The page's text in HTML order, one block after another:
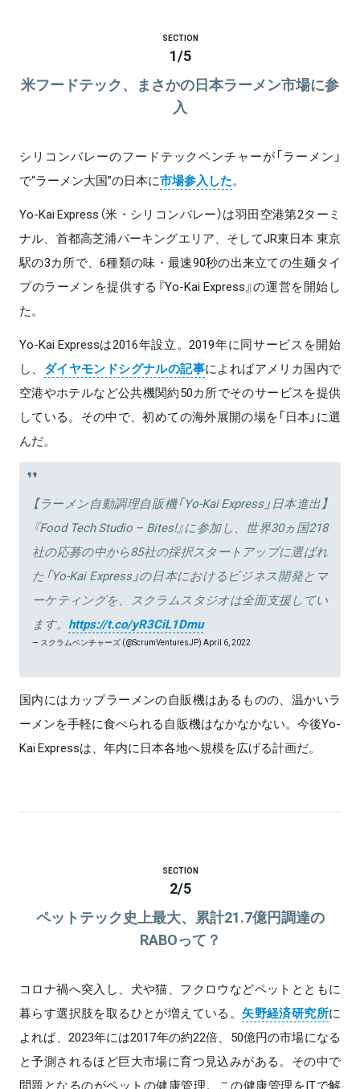
SECTION
1/5
米フードテック、まさかの日本ラーメン市場に参
入
シリコンバレーのフードテックベンチャーが「ラーメン」
で“ラーメン大国”の日本に市場参入した。
Yo-Kai Express（米・シリコンバレー）は羽田空港第2ターミ
ナル、首都高芝浦パーキングエリア、そしてJR東日本 東京
駅の3カ所で、6種類の味・最速90秒の出来立ての生麺タイ
プのラーメンを提供する『Yo-Kai Express』の運営を開始し
た。
Yo-Kai Expressは2016年設立。2019年に同サービスを開始
し、 ダイヤモンドシグナルの記事によればアメリカ国内で
空港やホテルなど公共機関約50カ所でそのサービスを提供
している。その中で、初めての海外展開の場を「日本」に選
んだ。
【ラーメン自動調理自販機「Yo-Kai Express」日本進出】
『Food Tech Studio – Bites!』に参加し、世界30ヵ国218
社の応募の中から85社の採択スタートアップに選ばれ
た「Yo-Kai Express」の日本におけるビジネス開発とマ
ーケティングを、スクラムスタジオは全面支援してい
ます。 https://t.co/yR3CiL1Dmu
— スクラムベンチャーズ (@ScrumVenturesJP) April 6, 2022
国内にはカップラーメンの自販機はあるものの、温かいラ
ーメンを手軽に食べられる自販機はなかなかない。今後Yo-
Kai Expressは、年内に日本各地へ規模を広げる計画だ。
SECTION
2/5
ペットテック史上最大、累計21.7億円調達の
RABOって？
コロナ禍へ突入し、犬や猫、フクロウなどペットとともに
暮らす選択肢を取るひとが増えている。 矢野経済研究所に
よれば、2023年には2017年の約22倍、50億円の市場になる
と予測されるほど巨大市場に育つ見込みがある。その中で
問題となるのがペットの健康管理。この健康管理をITで解